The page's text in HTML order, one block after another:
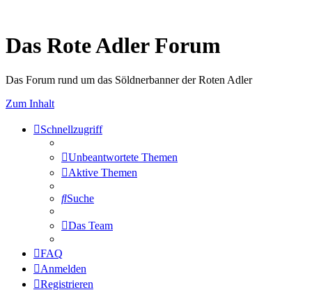
Das Rote Adler Forum
Das Forum rund um das Söldnerbanner der Roten Adler
Zum Inhalt
Schnellzugriff
Unbeantwortete Themen
Aktive Themen
Suche
Das Team
FAQ
Anmelden
Registrieren